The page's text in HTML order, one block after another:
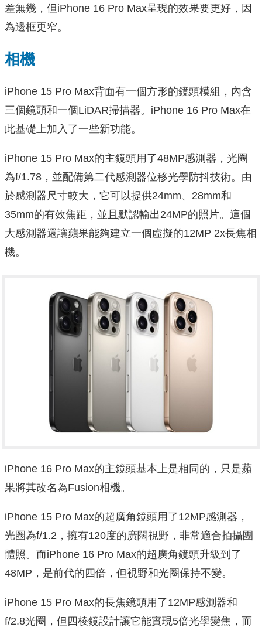
差無幾，但iPhone 16 Pro Max呈現的效果要更好，因
為邊框更窄。
相機
iPhone 15 Pro Max背面有一個方形的鏡頭模組，內含
三個鏡頭和一個LiDAR掃描器。iPhone 16 Pro Max在
此基礎上加入了一些新功能。
iPhone 15 Pro Max的主鏡頭用了48MP感測器，光圈
為f/1.78，並配備第二代感測器位移光學防抖技術。由
於感測器尺寸較大，它可以提供24mm、28mm和
35mm的有效焦距，並且默認輸出24MP的照片。這個
大感測器還讓蘋果能夠建立一個虛擬的12MP 2x長焦相
機。
iPhone 16 Pro Max的主鏡頭基本上是相同的，只是蘋
果將其改名為Fusion相機。
iPhone 15 Pro Max的超廣角鏡頭用了12MP感測器，
光圈為f/1.2，擁有120度的廣闊視野，非常適合拍攝團
體照。而iPhone 16 Pro Max的超廣角鏡頭升級到了
48MP，是前代的四倍，但視野和光圈保持不變。
iPhone 15 Pro Max的長焦鏡頭用了12MP感測器和
f/2.8光圈，但四棱鏡設計讓它能實現5倍光學變焦，而